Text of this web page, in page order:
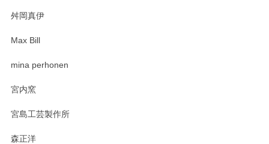
舛岡真伊
Max Bill
mina perhonen
宮内窯
宮島工芸製作所
森正洋